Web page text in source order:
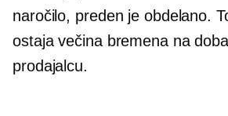
naročilo, preden je obdelano.
ostaja večina bremena na
prodajalcu.